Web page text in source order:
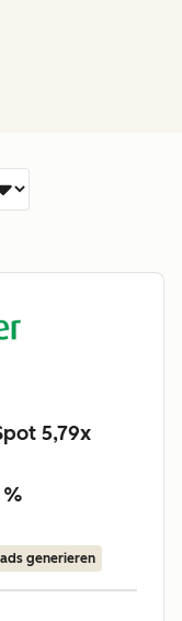
5,79x
generieren